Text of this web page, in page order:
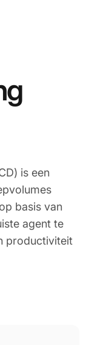
is een
basis van
agent te
productiviteit